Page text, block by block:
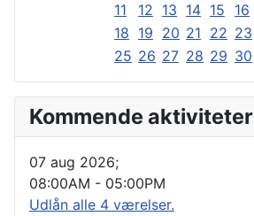
11
12 13 14 15 16
18 19 20 21 22 23
25 26 27 28 29 30
Kommende aktiviteter
07 aug 2026;
08:00AM - 05:00PM
Udlån alle 4 værelser.